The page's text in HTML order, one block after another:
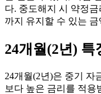
다. 중도해지 시 약정
까지 유지할 수 있는
24개월(2년) 특
24개월(2년)은 중기 자
보다 높은 금리를 적용